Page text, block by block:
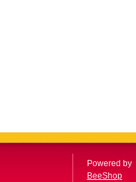
Powered by
BeeShop